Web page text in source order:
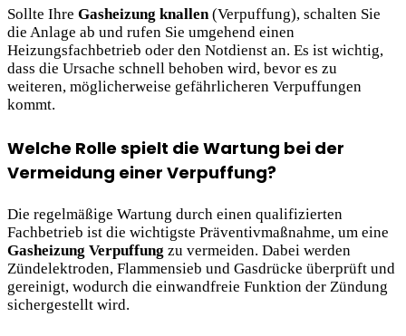
Sollte Ihre Gasheizung knallen (Verpuffung), schalten Sie
die Anlage ab und rufen Sie umgehend einen
Heizungsfachbetrieb oder den Notdienst an. Es ist wichtig,
dass die Ursache schnell behoben wird, bevor es zu
weiteren, möglicherweise gefährlicheren Verpuffungen
kommt.
Welche Rolle spielt die Wartung bei der
Vermeidung einer Verpuffung?
Die regelmäßige Wartung durch einen qualifizierten
Fachbetrieb ist die wichtigste Präventivmaßnahme, um eine
Gasheizung Verpuffung zu vermeiden. Dabei werden
Zündelektroden, Flammensieb und Gasdrücke überprüft und
gereinigt, wodurch die einwandfreie Funktion der Zündung
sichergestellt wird.